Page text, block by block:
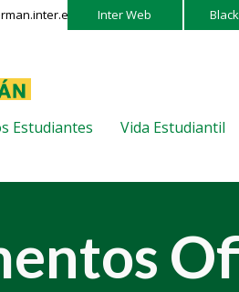
Inter Web
Estudiantes Vida Estudiantil